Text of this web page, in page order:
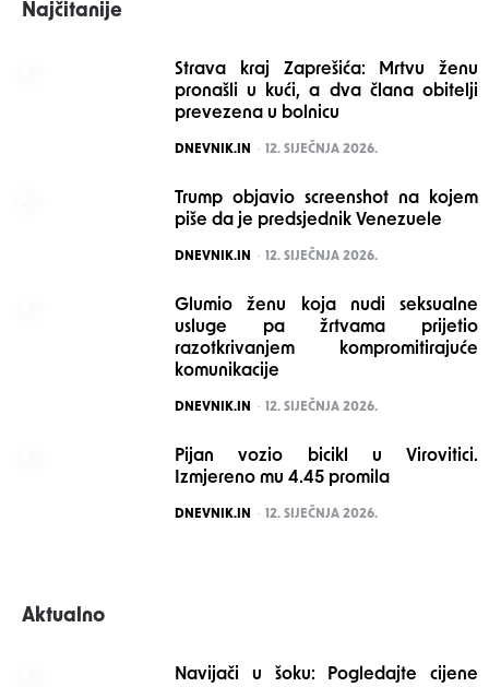
Najčitanije
Strava kraj Zaprešića: Mrtvu ženu
pronašli u kući, a dva člana obitelji
prevezena u bolnicu
POSTED
DNEVNIK.IN 12. SIJEČNJA 2026.
Trump objavio screenshot na kojem
piše da je predsjednik Venezuele
POSTED
DNEVNIK.IN 12. SIJEČNJA 2026.
Glumio ženu koja nudi seksualne
usluge pa žrtvama prijetio
razotkrivanjem kompromitirajuće
komunikacije
POSTED
DNEVNIK.IN 12. SIJEČNJA 2026.
Pijan vozio bicikl u Virovitici.
Izmjereno mu 4.45 promila
POSTED
DNEVNIK.IN 12. SIJEČNJA 2026.
Aktualno
Navijači u šoku: Pogledajte cijene